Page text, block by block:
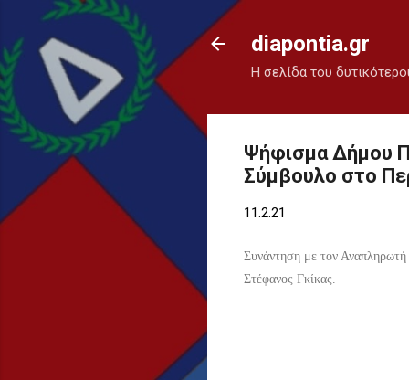
diapontia.gr
Η σελίδα του
Ψήφισμα Δήμου
Σύμβουλο στο
11.2.21
Συνάντηση με τον
Στέφανος Γκίκας.